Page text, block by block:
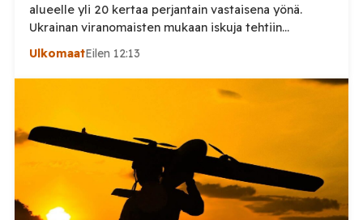
alueelle yli 20 kertaa perjantain vastaisena yönä.
Ukrainan viranomaisten mukaan iskuja tehtiin
drooneilla ja tykistöllä viidelle eri alueelle.
alueellisen sotilashallinnon johtaja Oleksandr Hanzha
kertoi perjantaiaamuna 7. elokuuta julkaisemassaan
hyökkäsivät yön aikana yli 20 kertaa viidelle alueelle.
Nikopolin alueella iskuja kohdistui Nikopolin
kaupunkiin sekä […]
UlkomaatEilen 12:13